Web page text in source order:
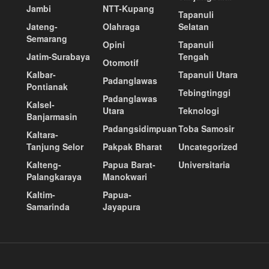
Jambi
Jateng-
Semarang
Jatim-Surabaya
Kalbar-
Pontianak
Kalsel-
Banjarmasin
Kaltara-
Tanjung Selor
Kalteng-
Palangkaraya
Kaltim-
Samarinda
NTT-Kupang
Olahraga
Opini
Otomotif
Padanglawas
Padanglawas
Utara
Padangsidimpuan
Pakpak Bharat
Papua Barat-
Manokwari
Papua-
Jayapura
Tapanuli
Selatan
Tapanuli
Tengah
Tapanuli Utara
Tebingtinggi
Teknologi
Toba Samosir
Uncategorized
Universitaria